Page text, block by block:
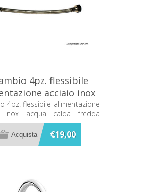
4pz. flessibile
acciaio inox
calda fredda 30cm
1/2" 3/8" F/F
4pz. flessibile alimentazione
inox acqua calda fredda
2" 3/8" F/F
€19,00